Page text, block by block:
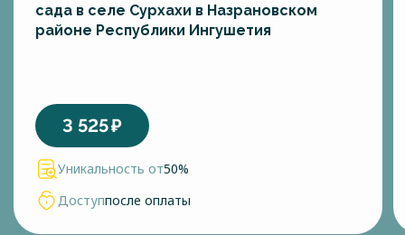
сада в селе Сурхахи в Назрановском
районе Республики Ингушетия
3 525₽
Уникальность от50%
Доступпосле оплаты